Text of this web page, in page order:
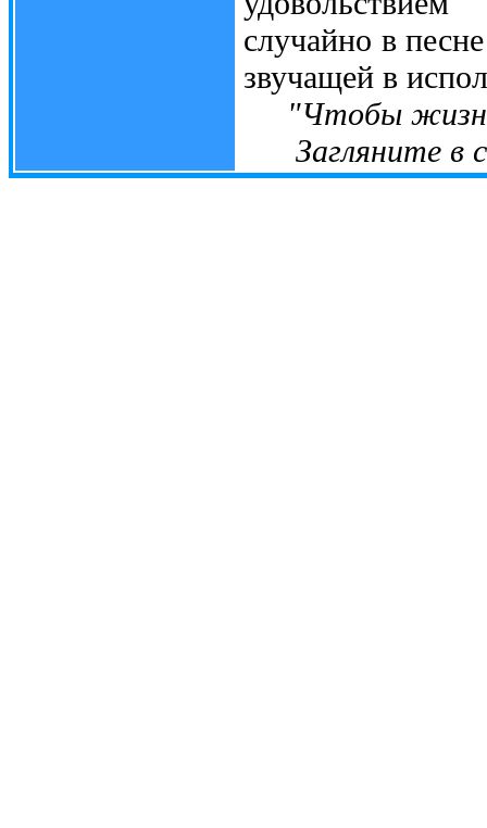
случайно в
звучащей в
"Чтобы
Загляните в